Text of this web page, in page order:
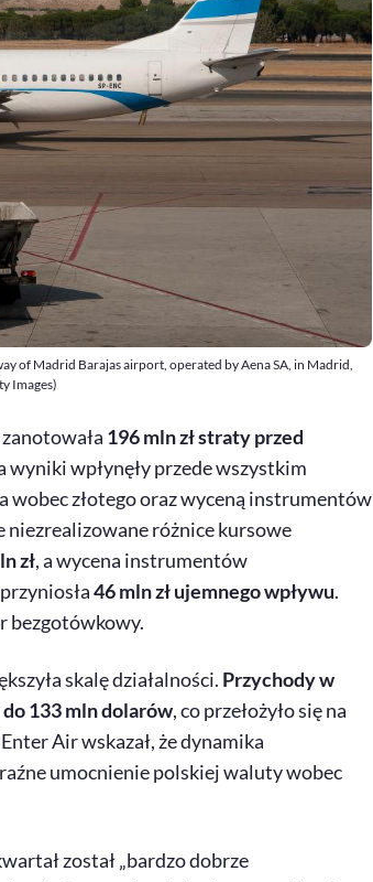
of Madrid Barajas airport, operated by Aena SA, in Madrid,
Images)
196 mln zł straty przed
wyniki wpłynęły przede wszystkim
wobec złotego oraz wyceną instrumentów
niezrealizowane różnice kursowe
zł, a wycena instrumentów
46 mln zł ujemnego wpływu.
bezgotówkowy.
skalę działalności. Przychody w
133 mln dolarów, co przełożyło się na
Airwskazał, że dynamika
umocnienie polskiej waluty wobec
został „bardzo dobrze